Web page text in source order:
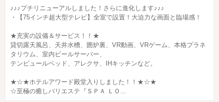
♪♪♪プチリニューアルしました！さらに進化します♪♪♪
・【75インチ超大型テレビ】全室で設置！大迫力な画面と臨場感！
★充実の設備＆サービス！！★
貸切露天風呂、天井水槽、囲炉裏、VR動画、VRゲーム、本格プラネ
タリウム、室内ビールサーバー、
テンピュールベッド、アレクサ、IHキッチンなど。
★☆★ホテルアワード殿堂入りしました！！★☆★
☆至極の癒しバリエステ『ＳＰＡ ＬＯ...